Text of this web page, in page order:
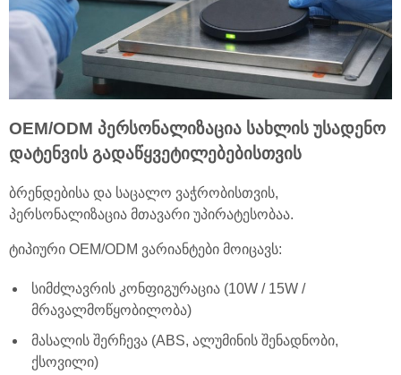
OEM/ODM პერსონალიზაცია სახლის უსადენო
დატენვის გადაწყვეტილებებისთვის
ბრენდებისა და საცალო ვაჭრობისთვის,
პერსონალიზაცია მთავარი უპირატესობაა.
ტიპიური OEM/ODM ვარიანტები მოიცავს:
სიმძლავრის კონფიგურაცია (10W / 15W /
მრავალმოწყობილობა)
მასალის შერჩევა (ABS, ალუმინის შენადნობი,
ქსოვილი)